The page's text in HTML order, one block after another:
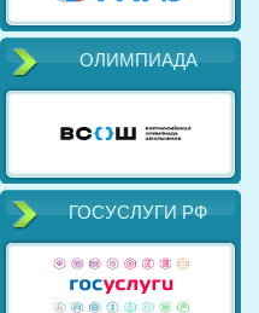
ОЛИМПИАДА
ГОСУСЛУГИ РФ